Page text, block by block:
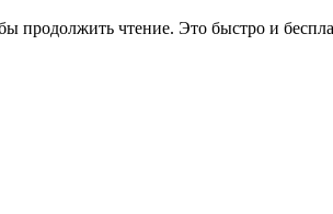
продолжить чтение. Это быстро и